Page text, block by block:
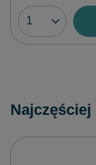
Najczęściej